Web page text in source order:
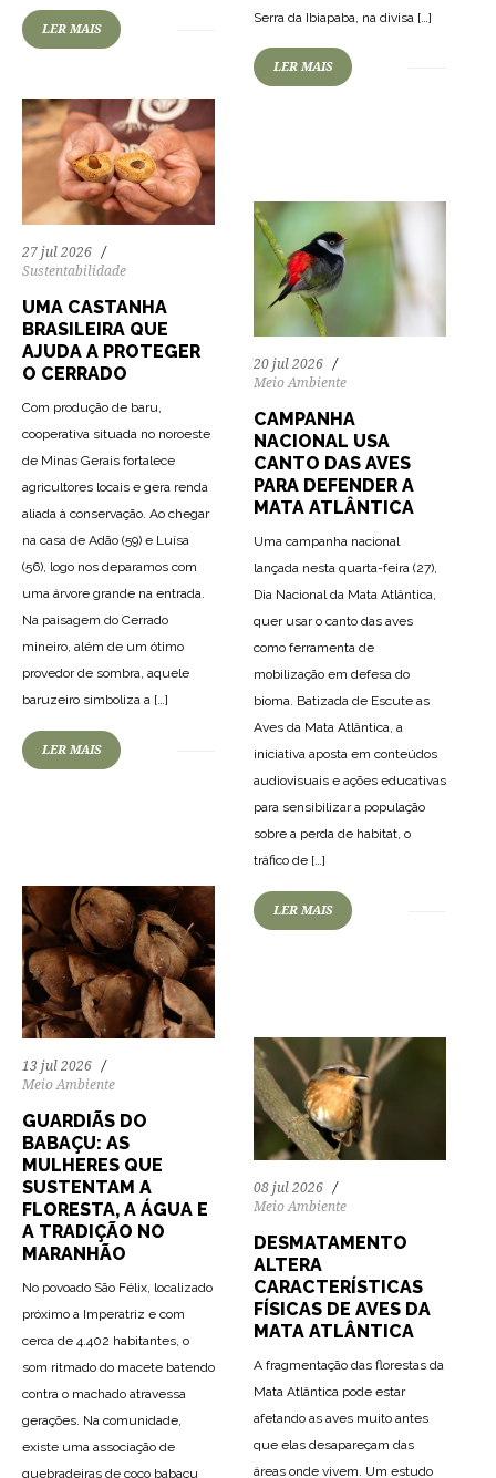
LER MAIS
Serra da Ibiapaba, na divisa […]
LER MAIS
27 jul 2026
Sustentabilidade
UMA CASTANHA
BRASILEIRA QUE
AJUDA A PROTEGER
O CERRADO
Com produção de baru,
cooperativa situada no noroeste
de Minas Gerais fortalece
agricultores locais e gera renda
aliada à conservação. Ao chegar
na casa de Adão (59) e Luísa
(56), logo nos deparamos com
uma árvore grande na entrada.
Na paisagem do Cerrado
mineiro, além de um ótimo
provedor de sombra, aquele
baruzeiro simboliza a […]
LER MAIS
20 jul 2026
Meio Ambiente
CAMPANHA
NACIONAL USA
CANTO DAS AVES
PARA DEFENDER A
MATA ATLÂNTICA
Uma campanha nacional
lançada nesta quarta-feira (27),
Dia Nacional da Mata Atlântica,
quer usar o canto das aves
como ferramenta de
mobilização em defesa do
bioma. Batizada de Escute as
Aves da Mata Atlântica, a
iniciativa aposta em conteúdos
audiovisuais e ações educativas
para sensibilizar a população
sobre a perda de habitat, o
tráfico de […]
LER MAIS
14 181
13 jul 2026
Meio Ambiente
GUARDIÃS DO
BABAÇU: AS
MULHERES QUE
SUSTENTAM A
FLORESTA, A ÁGUA E
A TRADIÇÃO NO
MARANHÃO
No povoado São Félix, localizado
próximo a Imperatriz e com
cerca de 4.402 habitantes, o
som ritmado do macete batendo
contra o machado atravessa
gerações. Na comunidade,
existe uma associação de
quebradeiras de coco babaçu
16 237
08 jul 2026
Meio Ambiente
DESMATAMENTO
ALTERA
CARACTERÍSTICAS
FÍSICAS DE AVES DA
MATA ATLÂNTICA
A fragmentação das florestas da
Mata Atlântica pode estar
afetando as aves muito antes
que elas desapareçam das
áreas onde vivem. Um estudo
16 180